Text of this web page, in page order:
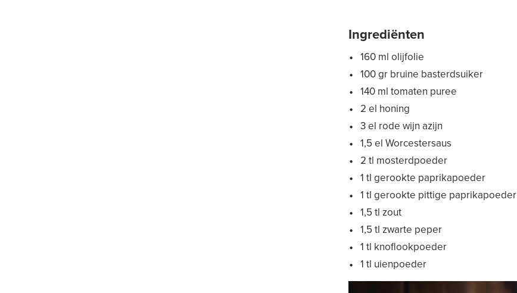
Ingrediënten
160 ml olijfolie
100 gr bruine basterdsuiker
140 ml tomaten puree
2 el honing
3 el rode wijn azijn
1,5 el Worcestersaus
2 tl mosterdpoeder
1 tl gerookte paprikapoeder
1 tl gerookte pittige paprikapoeder
1,5 tl zout
1,5 tl zwarte peper
1 tl knoflookpoeder
1 tl uienpoeder